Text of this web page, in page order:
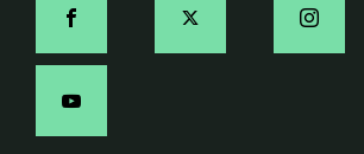
Social